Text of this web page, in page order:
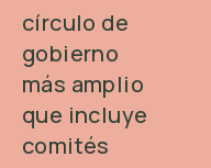
círculo de
gobierno
más amplio
que incluye
comités